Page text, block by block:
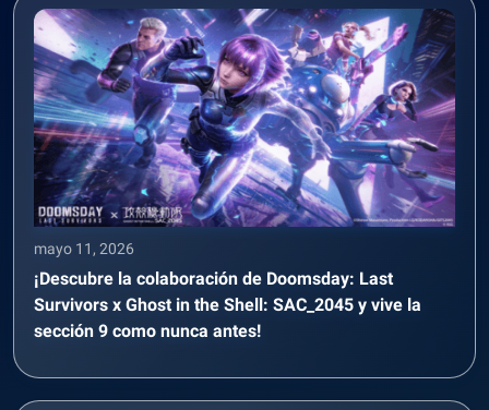
mayo 11, 2026
¡Descubre la colaboración de Doomsday: Last
Survivors x Ghost in the Shell: SAC_2045 y vive la
sección 9 como nunca antes!